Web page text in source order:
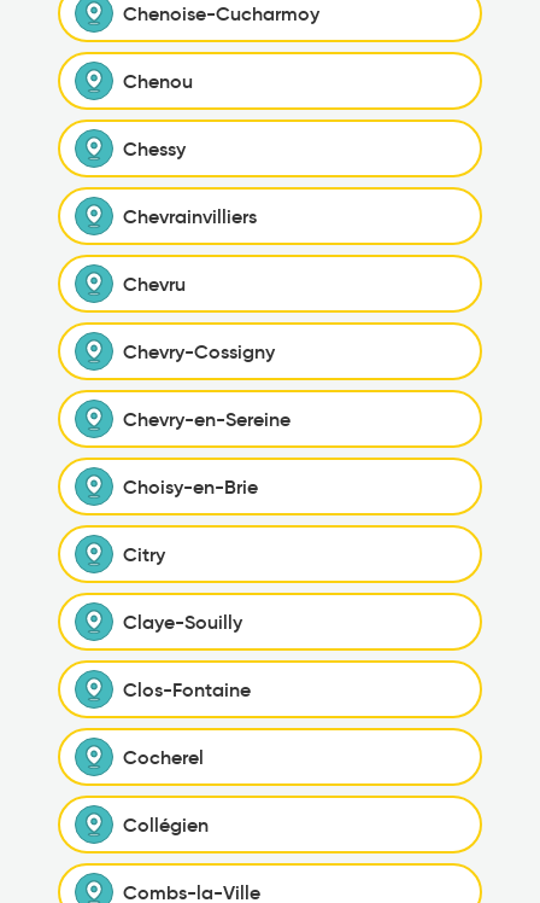
Chenoise-Cucharmoy
Chenou
Chessy
Chevrainvilliers
Chevru
Chevry-Cossigny
Chevry-en-Sereine
Choisy-en-Brie
Citry
Claye-Souilly
Clos-Fontaine
Cocherel
Collégien
Combs-la-Ville